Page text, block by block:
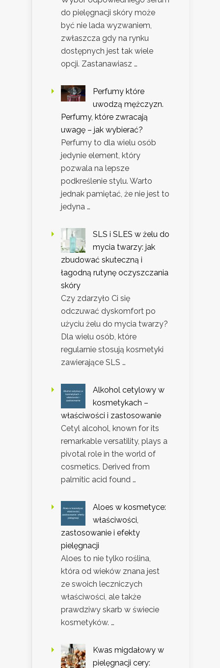
do pielęgnacji skóry może
być nie lada wyzwaniem,
zwłaszcza gdy na rynku
dostępnych jest tak wiele
opcji. Zastanawiasz …
Perfumy które
uwodzą mężczyzn.
Perfumy, które zwracają
uwagę – jak wybierać?
Perfumy to dla wielu osób
jedynie element, który
pozwala na lepsze
podkreślenie stylu. Warto
jednak pamiętać, że nie jest to
jedyna …
SLS i SLES w żelu do
mycia twarzy: jak
zbudować skuteczną i
łagodną rutynę oczyszczania
skóry
Czy zdarzyło Ci się
odczuwać dyskomfort po
użyciu żelu do mycia twarzy?
Dla wielu osób, które
regularnie stosują kosmetyki
zawierające SLS …
Alkohol cetylowy w
kosmetykach –
właściwości i zastosowanie
Cetyl alcohol, known for its
remarkable versatility, plays a
pivotal role in the world of
cosmetics. Derived from
palmitic acid found …
Aloes w kosmetyce:
właściwości,
zastosowanie i efekty
pielęgnacji
Aloes to nie tylko roślina,
która od wieków znana jest
ze swoich leczniczych
właściwości, ale także
prawdziwy skarb w świecie
kosmetyków. …
Kwas migdałowy w
pielęgnacji cery: